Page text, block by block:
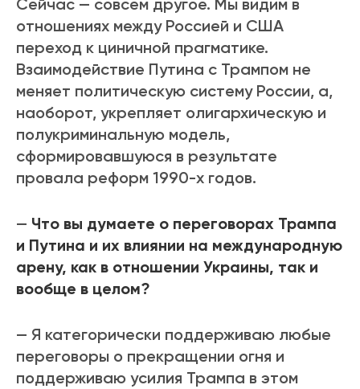
Сейчас — совсем другое. Мы видим в
отношениях между Россией и США
переход к циничной прагматике.
Взаимодействие Путина с Трампом не
меняет политическую систему России, а,
наоборот, укрепляет олигархическую и
полукриминальную модель,
сформировавшуюся в результате
провала реформ 1990-х годов.
— Что вы думаете о переговорах Трампа
и Путина и их влиянии на международную
арену, как в отношении Украины, так и
вообще в целом?
— Я категорически поддерживаю любые
переговоры о прекращении огня и
поддерживаю усилия Трампа в этом